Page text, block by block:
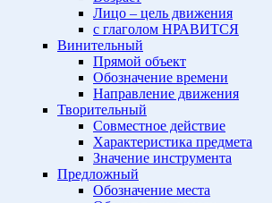
Лицо – цель движения
с глаголом НРАВИТСЯ
Винительный
Прямой объект
Обозначение времени
Направление движения
Творительный
Совместное действие
Характеристика предмета
Значение инструмента
Предложный
Обозначение места